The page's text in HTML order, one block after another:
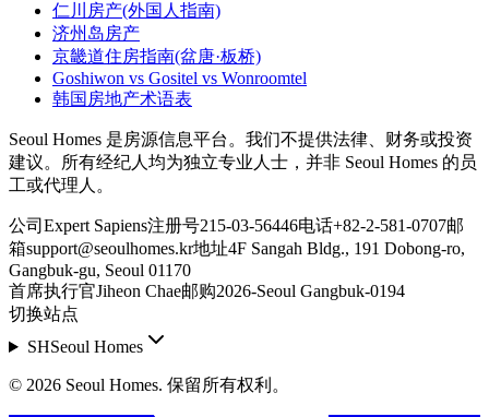
仁川房产(外国人指南)
济州岛房产
京畿道住房指南(盆唐·板桥)
Goshiwon vs Gositel vs Wonroomtel
韩国房地产术语表
Seoul Homes 是房源信息平台。我们不提供法律、财务或投资
建议。所有经纪人均为独立专业人士，并非 Seoul Homes 的员
工或代理人。
公司 Expert Sapiens注册号215-03-56446电话+82-2-581-0707邮
箱support@seoulhomes.kr地址4F Sangah Bldg., 191 Dobong-ro,
Gangbuk-gu, Seoul 01170
首席执行官Jiheon Chae邮购2026-Seoul Gangbuk-0194
切换站点
SHSeoul Homes
© 2026 Seoul Homes. 保留所有权利。